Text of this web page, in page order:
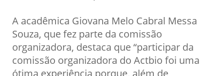
A acadêmica Giovana Melo Cabral Messa
Souza, que fez parte da comissão
organizadora, destaca que “participar da
comissão organizadora do Actbio foi uma
ótima experiência porque, além de